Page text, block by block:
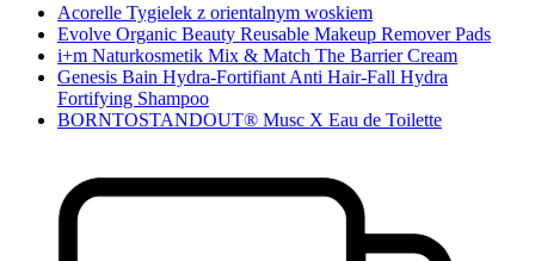
Acorelle Tygielek z orientalnym woskiem
Evolve Organic Beauty Reusable Makeup Remover Pads
i+m Naturkosmetik Mix & Match The Barrier Cream
Genesis Bain Hydra-Fortifiant Anti Hair-Fall Hydra
Fortifying Shampoo
BORNTOSTANDOUT® Musc X Eau de Toilette